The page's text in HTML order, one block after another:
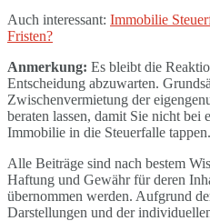
Auch interessant: Immobilie
Fristen?
Anmerkung: Es bleibt die
Entscheidung abzuwarten.
Zwischenvermietung der
beraten lassen, damit Sie nicht bei
Immobilie in die Steuerfalle tappen.
Alle Beiträge sind nach bestem
Haftung und Gewähr für deren
übernommen werden. Aufgrund
Darstellungen und der